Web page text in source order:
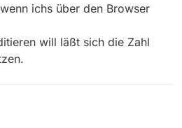
ichs über den Browser
will läßt sich die Zahl